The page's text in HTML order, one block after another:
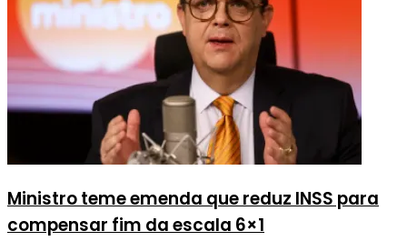
Ministro teme emenda que reduz INSS para
compensar fim da escala 6×1